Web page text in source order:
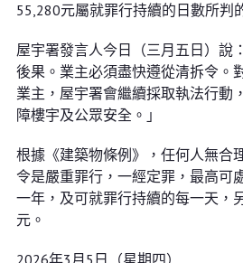
55,280元屬就罪行持續的日數所判
屋宇署發言人今日（三月五日）說
後果。業主必須盡快遵從清拆令。
業主，屋宇署會繼續採取執法行動
障樓宇及公眾安全。」
根據《建築物條例》，任何人無合
令是嚴重罪行，一經定罪，最高可
一年，及可就罪行持續的每一天，
元。
2026年3月5日（星期四）